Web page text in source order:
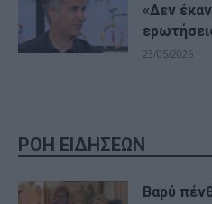
«Δεν
23/05/2026
ΡΟΗ ΕΙΔΗΣΕΩΝ
Βαρύ